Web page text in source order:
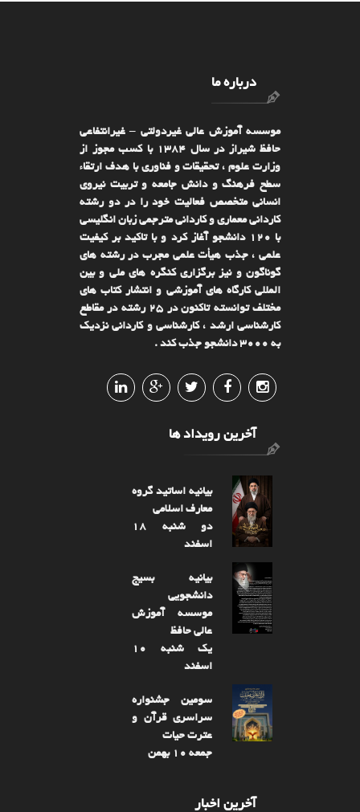
درباره ما
موسسه آموزش عالی غیردولتی – غیرانتفاعی
حافظ شیراز در سال ۱۳۸۴ با کسب مجوز از
وزارت علوم ، تحقیقات و فناوری با هدف ارتقاء
سطح فرهنگ و دانش جامعه و تربیت نیروی
انسانی متخصص فعالیت خود را در دو رشته
کاردانی معماری و کاردانی مترجمی زبان انگلیسی
با ۱۲۰ دانشجو آغاز کرد و با تاکید بر کیفیت
علمی ، جذب هیأت علمی مجرب در رشته های
گوناگون و نیز برگزاری کنگره های ملی و بین
المللی کارگاه های آموزشی و انتشار کتاب های
مختلف توانسته تاکنون در ۲۵ رشته در مقاطع
کارشناسی ارشد ، کارشناسی و کاردانی نزدیک
به ۳۰۰۰ دانشجو جذب کند .
آخرین رویداد ها
بیانیه اساتید گروه
معارف اسلامی
دو شنبه 18
اسفند
بیانیه بسیج
دانشجویی
موسسه آموزش
عالی حافظ
یک شنبه 10
اسفند
سومین جشنواره
سراسری قرآن و
عترت حیات
جمعه 10 بهمن
آخرین اخبار